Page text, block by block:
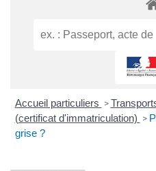
Accueil particuliers >
(certificat d'immatriculation) >
grise ?